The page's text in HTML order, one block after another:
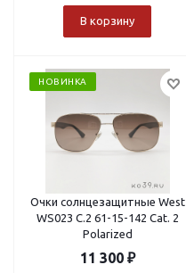
В корзину
НОВИНКА
Очки солнцезащитные West
WS023 C.2 61-15-142 Cat. 2
Polarized
11 300₽